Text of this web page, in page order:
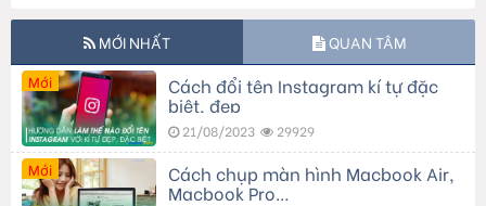
MỚI NHẤT QUAN TÂM
Mới Cách đổi tên Instagram kí tự đặc
biệt, đẹp
21/08/2023 29929
Mới Cách chụp màn hình Macbook Air,
Macbook Pro…